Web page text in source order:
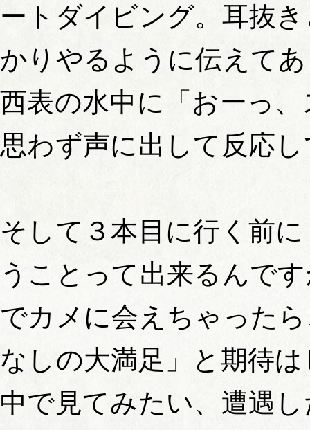
ートダイビング。耳抜
かりやるように伝えて
西表の水中に「おーっ
思わず声に出して反応
そして３本目に行く前
うことって出来るんで
でカメに会えちゃった
なしの大満足」と期待
中で見てみたい、遭遇